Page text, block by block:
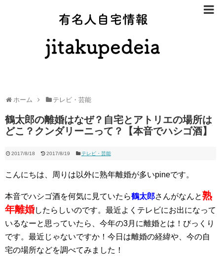
ホーム テレビ・芸能
鶴太郎の離婚はなぜ？自宅とアトリエの場所は
どこ？クンダリーニって？【本音でハシゴ酒】
2017/8/18 2017/8/19 テレビ・芸能
こんにちは、周りは以外に熟年離婚が多いpineです。
本音でハシゴ酒を何気に見ていたら鶴太郎さんがなんと熟
年離婚したらしいのです。最近よくテレビにお出になって
いるなーと思っていたら、今年の3月に離婚とは！びっくり
です。最近じゃないですか！今日は離婚の経緯や、今の自
宅の場所などを調べてみました！